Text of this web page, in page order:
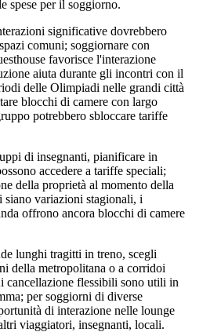
spese per il soggiorno.
significative dovrebbero
comuni; soggiornare con
favorisce l'interazione
aiuta durante gli incontri con il
delle Olimpiadi nelle grandi città
blocchi di camere con largo
potrebbero sbloccare tariffe
di insegnanti, pianificare in
accedere a tariffe speciali;
della proprietà al momento della
siano variazioni stagionali, i
offrono ancora blocchi di camere
lunghi tragitti in treno, scegli
della metropolitana o a corridoi
cancellazione flessibili sono utili in
per soggiorni di diverse
di interazione nelle lounge
viaggiatori, insegnanti, locali.